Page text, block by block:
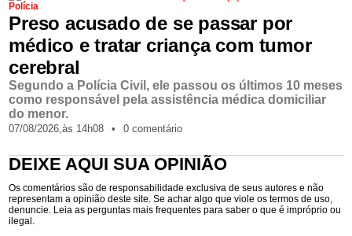
Polícia
Preso acusado de se passar por
médico e tratar criança com tumor
cerebral
Segundo a Polícia Civil, ele passou os últimos 10 meses
como responsável pela assistência médica domiciliar
do menor.
07/08/2026,às 14h08 • 0 comentário
DEIXE AQUI SUA OPINIÃO
Os comentários são de responsabilidade exclusiva de seus autores e não
representam a opinião deste site. Se achar algo que viole os termos de uso,
denuncie. Leia as perguntas mais frequentes para saber o que é impróprio ou
ilegal.